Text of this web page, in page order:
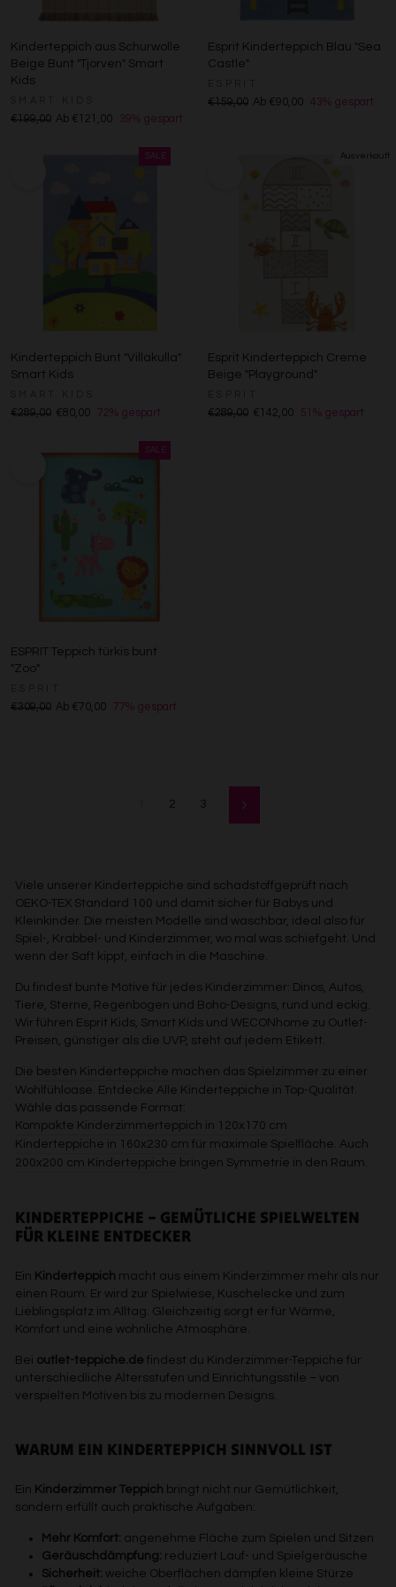
Kinderteppich aus Schurwolle
Beige Bunt "Tjorven" Smart
Kids
€199,00 Ab €121,00 39% gespart
Esprit Kinderteppich Blau "Sea
Castle"
€159,00 Ab €90,00 43% gespart
Kinderteppich Bunt "Villakulla"
Smart Kids
€289,00 €80,00 72% gespart
Esprit Kinderteppich Creme
Beige "Playground"
€289,00 €142,00 51% gespart
ESPRIT Teppich türkis bunt
"Zoo"
€309,00 Ab €70,00 77% gespart
2 3 Vorwärts
Viele unserer Kinderteppiche sind schadstoffgeprüft nach
OEKO-TEX Standard 100 und damit sicher für Babys und
Kleinkinder. Die meisten Modelle sind waschbar, ideal also für
Spiel-, Krabbel- und Kinderzimmer, wo mal was schiefgeht. Und
wenn der Saft kippt, einfach in die Maschine.
Du findest bunte Motive für jedes Kinderzimmer: Dinos, Autos,
Tiere, Sterne, Regenbogen und Boho-Designs, rund und eckig.
Wir führen Esprit Kids, Smart Kids und WECONhome zu Outlet-
Preisen, günstiger als die UVP, steht auf jedem Etikett.
Die besten Kinderteppiche machen das Spielzimmer zu einer
Wohlfühloase. Entdecke Alle Kinderteppiche in Top-Qualität.
Wähle das passende Format:
Kompakte Kinderzimmerteppich in 120x170 cm
Kinderteppiche in 160x230 cm für maximale Spielfläche. Auch
200x200 cm Kinderteppiche bringen Symmetrie in den Raum.
KINDERTEPPICHE – GEMÜTLICHE SPIELWELTEN
FÜR KLEINE ENTDECKER
Ein Kinderteppich macht aus einem Kinderzimmer mehr als nur
einen Raum. Er wird zur Spielwiese, Kuschelecke und zum
Lieblingsplatz im Alltag. Gleichzeitig sorgt er für Wärme,
Komfort und eine wohnliche Atmosphäre.
Bei outlet-teppiche.de findest du Kinderzimmer-Teppiche für
unterschiedliche Altersstufen und Einrichtungsstile – von
verspielten Motiven bis zu modernen Designs.
WARUM EIN KINDERTEPPICH SINNVOLL IST
Ein Kinderzimmer Teppich bringt nicht nur Gemütlichkeit,
sondern erfüllt auch praktische Aufgaben:
Mehr Komfort: angenehme Fläche zum Spielen und Sitzen
Geräuschdämpfung: reduziert Lauf- und Spielgeräusche
Sicherheit: weiche Oberflächen dämpfen kleine Stürze
Besondere Features:
Endgeräteeigenschaften zur Identifikation aktiv abfragen